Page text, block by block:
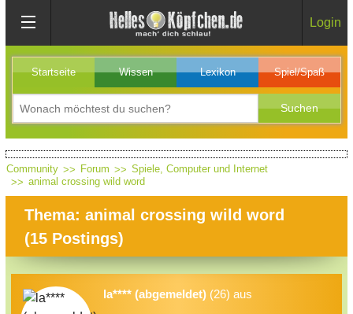
Login
Startseite Wissen Lexikon Spiel/Spaß
Community Forum
Spiele, Computer und Internet
animal crossing wild word
Thema: animal crossing wild word
(15 Postings)
la**** (abgemeldet) (26) aus